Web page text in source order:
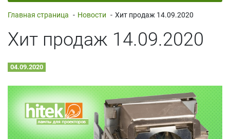
Главная страница - Новости - Хит продаж 14.09.2020
Хит продаж 14.09.2020
04.09.2020